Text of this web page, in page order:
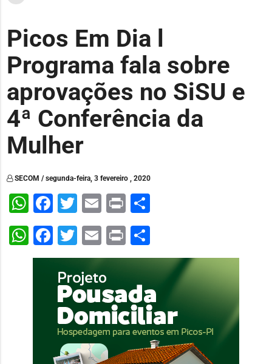
Picos Em Dia l
Programa fala sobre
aprovações no SiSU e
4ª Conferência da
Mulher
SECOM / segunda-feira, 3 fevereiro , 2020
WhatsApp
Facebook
Twitter
Email
PrintShare
WhatsApp
Facebook
Twitter
Email
PrintShare